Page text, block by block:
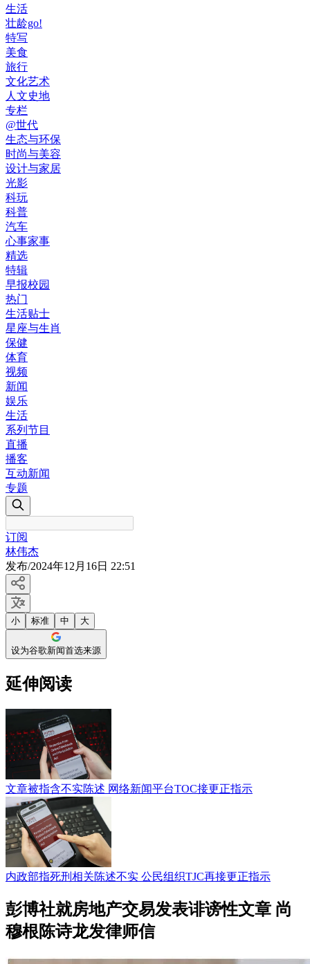
生活
壮龄go!
特写
美食
旅行
文化艺术
人文史地
专栏
@世代
生态与环保
时尚与美容
设计与家居
光影
科玩
科普
汽车
心事家事
精选
特辑
早报校园
热门
生活贴士
星座与生肖
保健
体育
视频
新闻
娱乐
生活
系列节目
直播
播客
互动新闻
专题
订阅
林伟杰
发布/2024年12月16日 22:51
小 标准 中 大
设为谷歌新闻首选来源
延伸阅读
文章被指含不实陈述 网络新闻平台TOC接更正指示
内政部指死刑相关陈述不实 公民组织TJC再接更正指示
彭博社就房地产交易发表诽谤性文章 尚
穆根陈诗龙发律师信